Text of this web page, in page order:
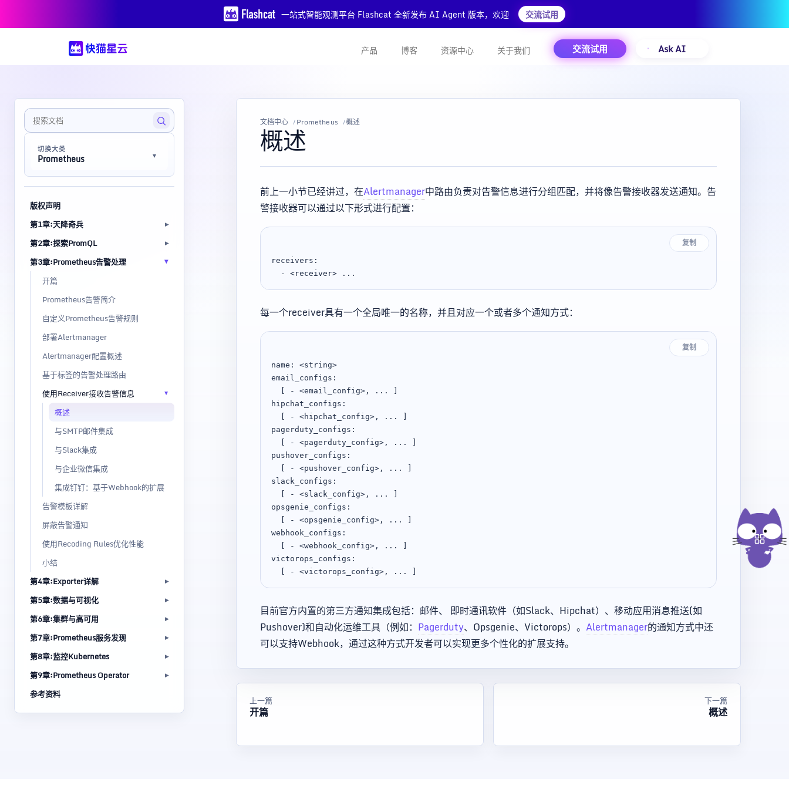
一站式智能观测平台 Flashcat 全新发布 AI Agent 版本，欢迎 交流试用
产品 博客 资源中心 关于我们 交流试用 Ask AI
切换大类
Prometheus
版权声明
第1章:天降奇兵
第2章:探索PromQL
第3章:Prometheus告警处理
开篇
Prometheus告警简介
自定义Prometheus告警规则
部署Alertmanager
Alertmanager配置概述
基于标签的告警处理路由
使用Receiver接收告警信息
概述
与SMTP邮件集成
与Slack集成
与企业微信集成
集成钉钉：基于Webhook的扩展
告警模板详解
屏蔽告警通知
使用Recoding Rules优化性能
小结
第4章:Exporter详解
第5章:数据与可视化
第6章:集群与高可用
第7章:Prometheus服务发现
第8章:监控Kubernetes
第9章:Prometheus Operator
参考资料
文档中心 Prometheus 概述
概述
前上一小节已经讲过，在Alertmanager中路由负责对告警信息进行分组匹配，并将像告警接收器发送通知。告
警接收器可以通过以下形式进行配置：
复制
receivers:
每一个receiver具有一个全局唯一的名称，并且对应一个或者多个通知方式：
复制
name: <string>
email_configs:
  [ - <email_config>, ... ]
hipchat_configs:
  [ - <hipchat_config>, ... ]
pagerduty_configs:
  [ - <pagerduty_config>, ... ]
pushover_configs:
  [ - <pushover_config>, ... ]
slack_configs:
  [ - <slack_config>, ... ]
opsgenie_configs:
  [ - <opsgenie_config>, ... ]
webhook_configs:
  [ - <webhook_config>, ... ]
victorops_configs:
目前官方内置的第三方通知集成包括：邮件、 即时通讯软件（如Slack、Hipchat）、移动应用消息推送(如
Pushover)和自动化运维工具（例如： Pagerduty、Opsgenie、Victorops）。 Alertmanager的通知方式中还
可以支持Webhook，通过这种方式开发者可以实现更多个性化的扩展支持。
上一篇
开篇
下一篇
概述